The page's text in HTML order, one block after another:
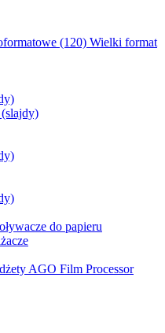
(120) Wielki format
do papieru
AGO Film Processor